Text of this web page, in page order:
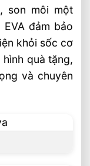
son môi một
đảm bảo
khỏi sốc cơ
quà tặng,
và chuyên